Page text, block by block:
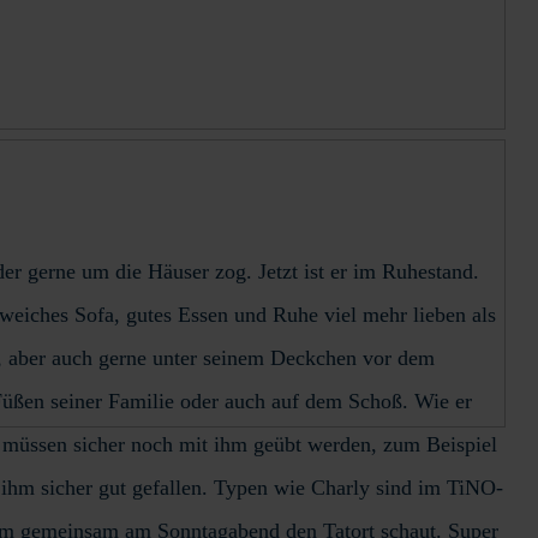
gerne um die Häuser zog. Jetzt ist er im Ruhestand.
Sofa, gutes Essen und Ruhe viel mehr lieben als
auch gerne unter seinem Deckchen vor dem
seiner Familie oder auch auf dem Schoß. Wie er
sicher noch mit ihm geübt werden, zum Beispiel
sicher gut gefallen. Typen wie Charly sind im TiNO-
am Sonntagabend den Tatort schaut. Super